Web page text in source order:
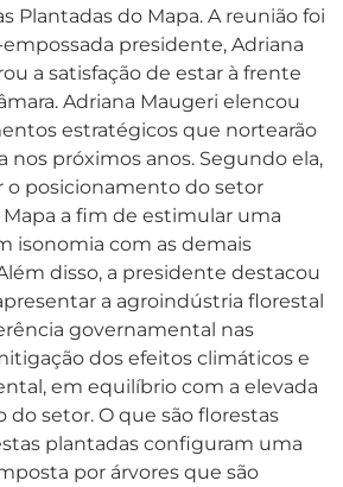
Plantadas do Mapa. A reunião foi
presidente, Adriana
a satisfação de estar à frente
Adriana Maugeri elencou
estratégicos que nortearão
nos próximos anos. Segundo ela,
o posicionamento do setor
a fim de estimular uma
isonomia com as demais
disso, a presidente destacou
a agroindústria florestal
governamental nas
dos efeitos climáticos e
em equilíbrio com a elevada
do setor. O que são florestas
plantadas configuram uma
por árvores que são